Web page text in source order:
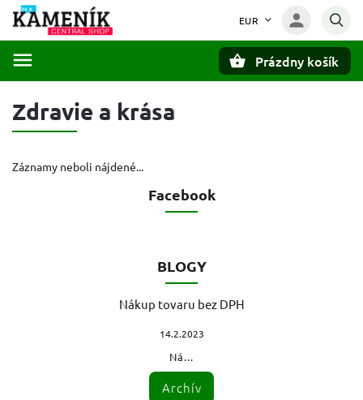
EUR
Prázdny košík
Zdravie a krása
Záznamy neboli nájdené...
Facebook
BLOGY
Nákup tovaru bez DPH
14.2.2023
Ná...
Archív